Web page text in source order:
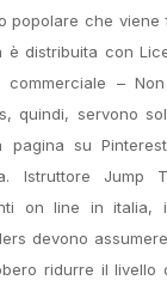
popolare che
è distribuita con
commerciale –
quindi, servono
pagina su
Istruttore Jump
on line in italia,
devono
ridurre il livello